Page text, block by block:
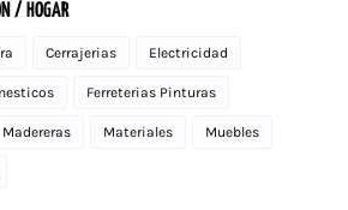
/ HOGAR
Cerrajerias Electricidad
Ferreterias Pinturas
Madereras Materiales Muebles